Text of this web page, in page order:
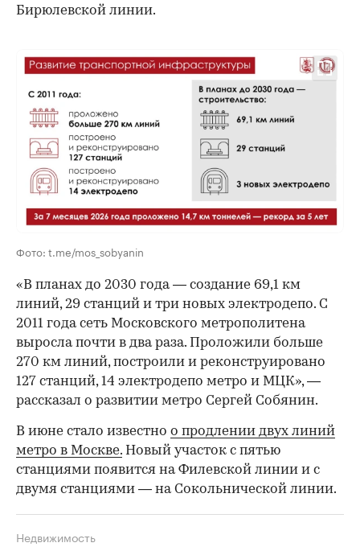
Бирюлевской линии.
00:00 /
Фото: t.me/mos_sobyanin
«В планах до 2030 года — создание 69,1 км
линий, 29 станций и три новых электродепо. С
2011 года сеть Московского метрополитена
выросла почти в два раза. Проложили больше
270 км линий, построили и реконструировано
127 станций, 14 электродепо метро и МЦК», —
рассказал о развитии метро Сергей Собянин.
В июне стало известно о продлении двух линий
метро в Москве. Новый участок с пятью
станциями появится на Филевской линии и с
двумя станциями — на Сокольнической линии.
Недвижимость